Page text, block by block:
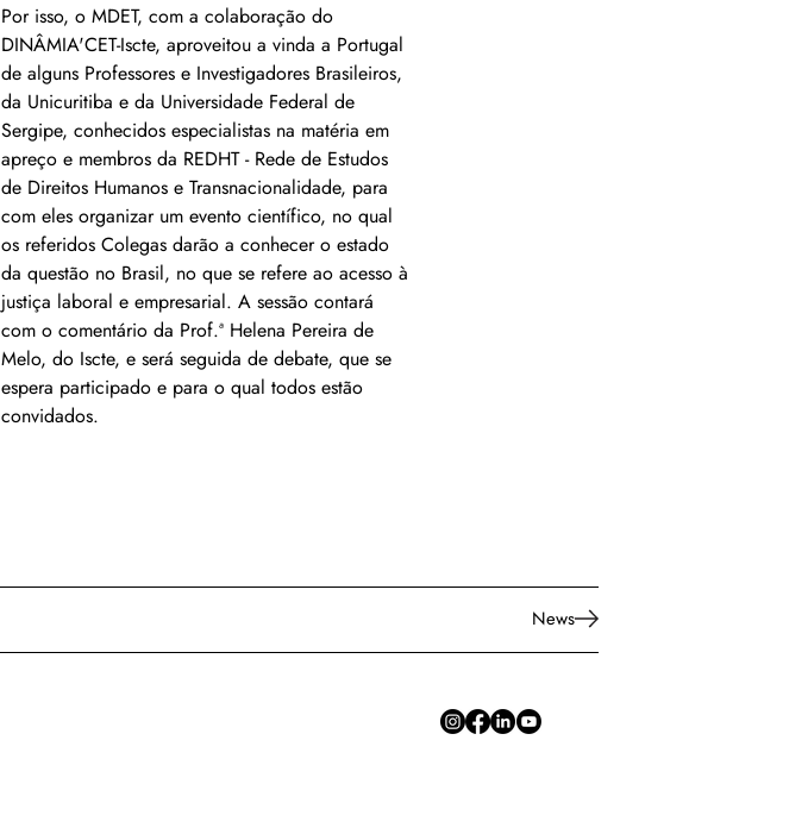
News
Por isso, o MDET, com a colaboração do
DINÂMIA'CET-Iscte, aproveitou a vinda a Portugal
de alguns Professores e Investigadores Brasileiros,
da Unicuritiba e da Universidade Federal de
Sergipe, conhecidos especialistas na matéria em
apreço e membros da REDHT - Rede de Estudos
de Direitos Humanos e Transnacionalidade, para
com eles organizar um evento científico, no qual
os referidos Colegas darão a conhecer o estado
da questão no Brasil, no que se refere ao acesso à
justiça laboral e empresarial. A sessão contará
com o comentário da Prof.ª Helena Pereira de
Melo, do Iscte, e será seguida de debate, que se
espera participado e para o qual todos estão
convidados.